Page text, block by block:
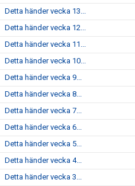
Detta händer vecka 13...
Detta händer vecka 12...
Detta händer vecka 11...
Detta händer vecka 10...
Detta händer vecka 9...
Detta händer vecka 8...
Detta händer vecka 7...
Detta händer vecka 6...
Detta händer vecka 5...
Detta händer vecka 4...
Detta händer vecka 3...